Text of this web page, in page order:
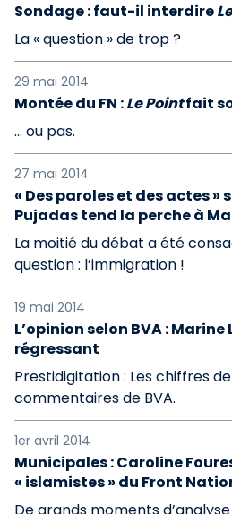
Sondage : faut-il interdire
La « question » de trop ?
29 mai 2014
Montée du FN :Le Pointfait
... ou pas.
27 mai 2014
« Des paroles et des actes »
Pujadas tend la perche à
La moitié du débat a été
question : l’immigration !
19 mai 2014
L’opinion selon BVA : Marine
régressant
Prestidigitation : Les chiffres
commentaires de BVA.
1er avril 2014
Municipales : Caroline
« islamistes » du Front